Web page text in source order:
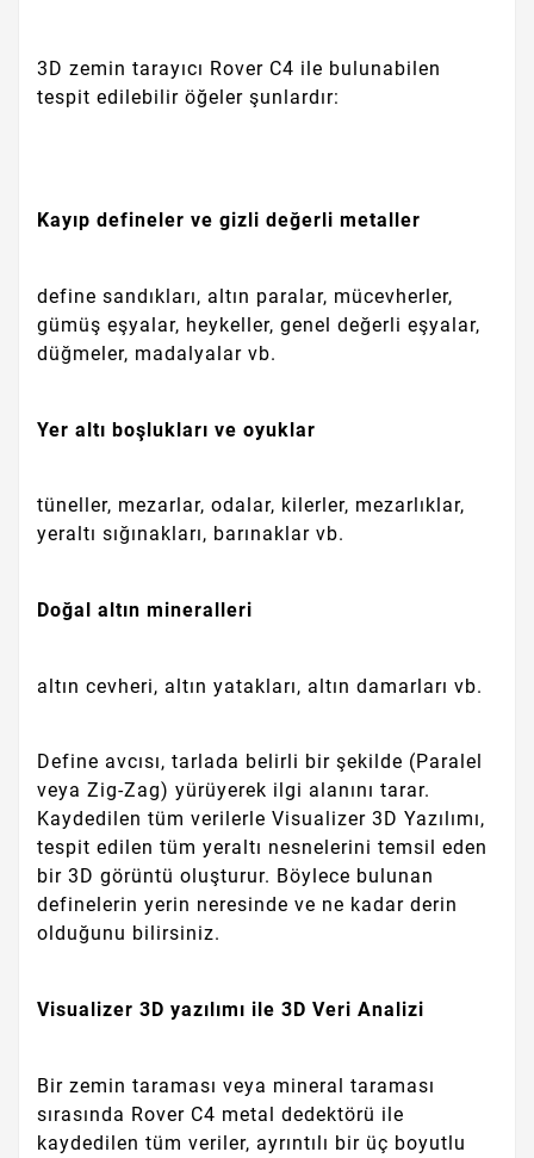
3D zemin tarayıcı Rover C4 ile bulunabilen
tespit edilebilir öğeler şunlardır:
Kayıp defineler ve gizli değerli metaller
define sandıkları, altın paralar, mücevherler,
gümüş eşyalar, heykeller, genel değerli eşyalar,
düğmeler, madalyalar vb.
Yer altı boşlukları ve oyuklar
tüneller, mezarlar, odalar, kilerler, mezarlıklar,
yeraltı sığınakları, barınaklar vb.
Doğal altın mineralleri
altın cevheri, altın yatakları, altın damarları vb.
Define avcısı, tarlada belirli bir şekilde (Paralel
veya Zig-Zag) yürüyerek ilgi alanını tarar.
Kaydedilen tüm verilerle Visualizer 3D Yazılımı,
tespit edilen tüm yeraltı nesnelerini temsil eden
bir 3D görüntü oluşturur. Böylece bulunan
definelerin yerin neresinde ve ne kadar derin
olduğunu bilirsiniz.
Visualizer 3D yazılımı ile 3D Veri Analizi
Bir zemin taraması veya mineral taraması
sırasında Rover C4 metal dedektörü ile
kaydedilen tüm veriler, ayrıntılı bir üç boyutlu